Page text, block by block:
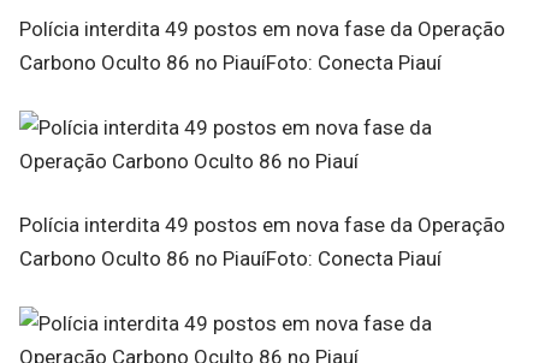
Polícia interdita 49 postos em nova fase da Operação
Carbono Oculto 86 no PiauíFoto: Conecta Piauí
Polícia interdita 49 postos em nova fase da Operação
Carbono Oculto 86 no PiauíFoto: Conecta Piauí